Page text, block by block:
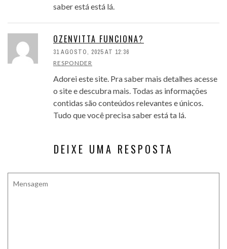
saber está está lá.
OZENVITTA FUNCIONA?
31 AGOSTO, 2025 AT 12:36
RESPONDER
Adorei este site. Pra saber mais detalhes acesse
o site e descubra mais. Todas as informações
contidas são conteúdos relevantes e únicos.
Tudo que você precisa saber está ta lá.
DEIXE UMA RESPOSTA